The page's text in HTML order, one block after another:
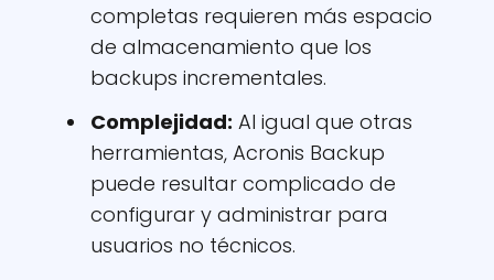
completas requieren más espacio
de almacenamiento que los
backups incrementales.
Complejidad: Al igual que otras
herramientas, Acronis Backup
puede resultar complicado de
configurar y administrar para
usuarios no técnicos.